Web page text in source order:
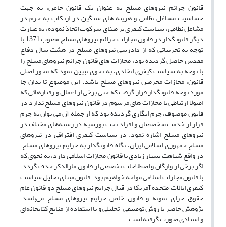
قانون جرائم نیروهای مسلح به عنوان یک قانون خاص، به جهت
حساسیت مشاغل نظامی و هزینه های سنگین در ارتکاب به جرم در
مشاغل نظامی، سیاست کیفری بر مبنای سرکوب اتخاذ نموده، به عبارت
دیگر قانونگذار در قانون مجازات جرائم نیروهای مسلح مصوب 1371 با
توجه به تجربیاتی که از دادرسی نیروهای مسلح در هشت سال دفاع
مقدس حاصل گردیده بود‌،‌ مجازات های قانون جرائم نیروهای مسلح را
با توجه به سیاست کیفری اتخاذی، به نحوی تبیین نمود که محور اصلی
قانون، مجازات مجرمین نیروهای مسلح باشد. این موضوع تا بدان جا
مورد توجه قانونگذار قرار گرفت که حتی برخی از اعمال و رفتارهائی که
اصولا ارتباطی با مجازات های مرسوم در قانون نیروهای مسلح ندارد در
قانون موصوف، ‌جرم انگاری گردیده بود که از جمله آن می توان به جرم
فرار از خدمت متخصصان و افراد تحت بورسیه در رشته‌های مختلف در
نیروهای مسلح اشاره نمود. در سیاست کیفری افتراقی در نیروهای
مسلح جمهوری اسلامی ایران، نگاه قانونگذار به جرایم نیروهای مسلح،
در واقع شباهت بسیار زیادی با قانون مجازات اسلامی دارد،‌ به نحوی که
اگر برخی از واژگان و اصطلاحات تخصصی از قانون مارالذکر حذف گردد،
با قانون مجازات اسلامی مواجه خواهیم بود. قانون مبنای تحلیل سیاست
کیفری ایالات متحده آمریکا در قبال جرایم نیروهای مسلح دو قانون عام
حقوق جزای نمونه و قانون خاص جرایم نیروهای مسلح می‌باشد.
پژوهش حاضر با روش توصیفی-تحلیلی و با استفاده از منابع کتابخانه‌ای
و اسنادی صورت گرفته است.